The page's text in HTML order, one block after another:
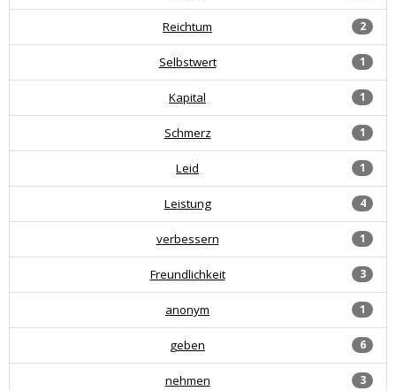
2
Reichtum
1
Selbstwert
1
Kapital
1
Schmerz
1
Leid
4
Leistung
1
verbessern
3
Freundlichkeit
1
anonym
6
geben
3
nehmen